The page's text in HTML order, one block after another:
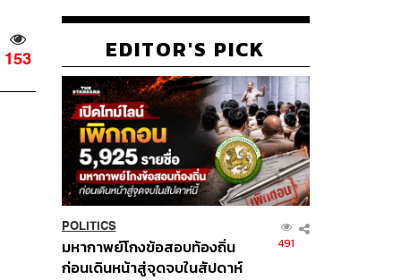
153 EDITOR'S PICK
POLITICS
มหากาพย์โกงข้อสอบท้องถิ่น
ก่อนเดินหน้าสู่จุดจบในสัปดาห์
491